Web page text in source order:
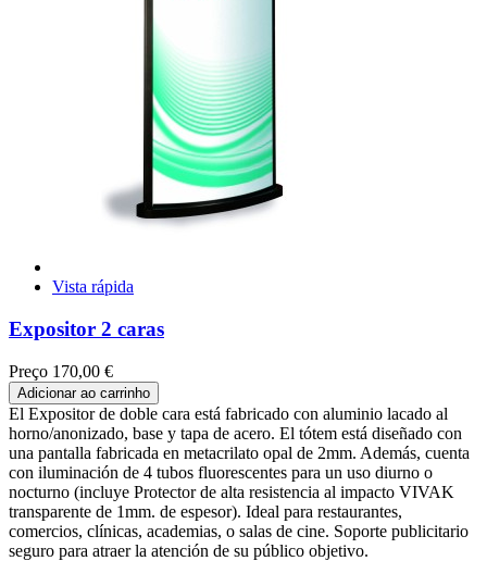
Vista rápida
Expositor 2 caras
Preço 170,00 €
Adicionar ao carrinho
El Expositor de doble cara está fabricado con aluminio lacado al
horno/anonizado, base y tapa de acero. El tótem está diseñado con
una pantalla fabricada en metacrilato opal de 2mm. Además, cuenta
con iluminación de 4 tubos fluorescentes para un uso diurno o
nocturno (incluye Protector de alta resistencia al impacto VIVAK
transparente de 1mm. de espesor). Ideal para restaurantes,
comercios, clínicas, academias, o salas de cine. Soporte publicitario
seguro para atraer la atención de su público objetivo.